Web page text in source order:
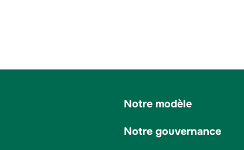
Notre modèle
Notre gouvernance